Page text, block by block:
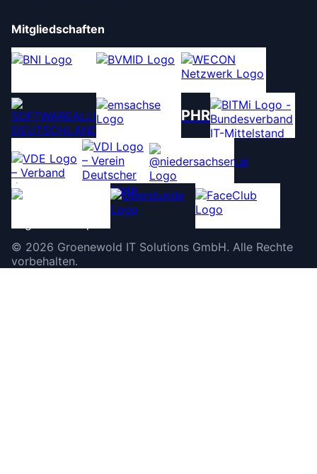
Mitgliedschaften
PHR
© 2026 Groenewold IT Solutions GmbH. Alle Rechte
vorbehalten.